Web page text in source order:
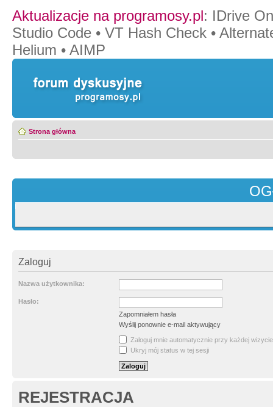
Aktualizacje na programosy.pl: IDrive
Studio Code • VT Hash Check •
Helium • AIMP
Strona główna
Zaloguj
Nazwa użytkownika:
Hasło:
Zapomniałem hasła
Wyślij ponownie e-mail aktywujący
Zaloguj mnie automatycznie przy każdej wizycie
Ukryj mój status w tej sesji
REJESTRACJA